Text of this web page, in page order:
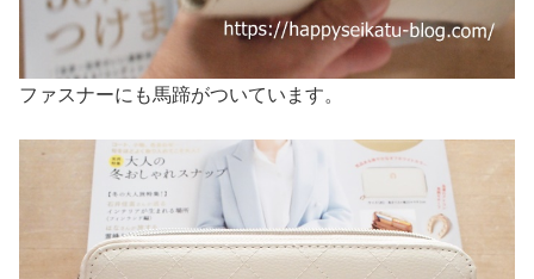
ファスナーにも馬蹄がついています。